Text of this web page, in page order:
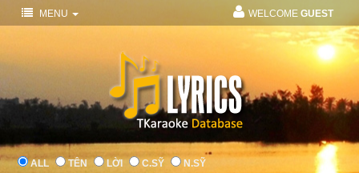
MENU WELCOME GUEST
ALL TÊN LỜI C.SỸ N.SỸ